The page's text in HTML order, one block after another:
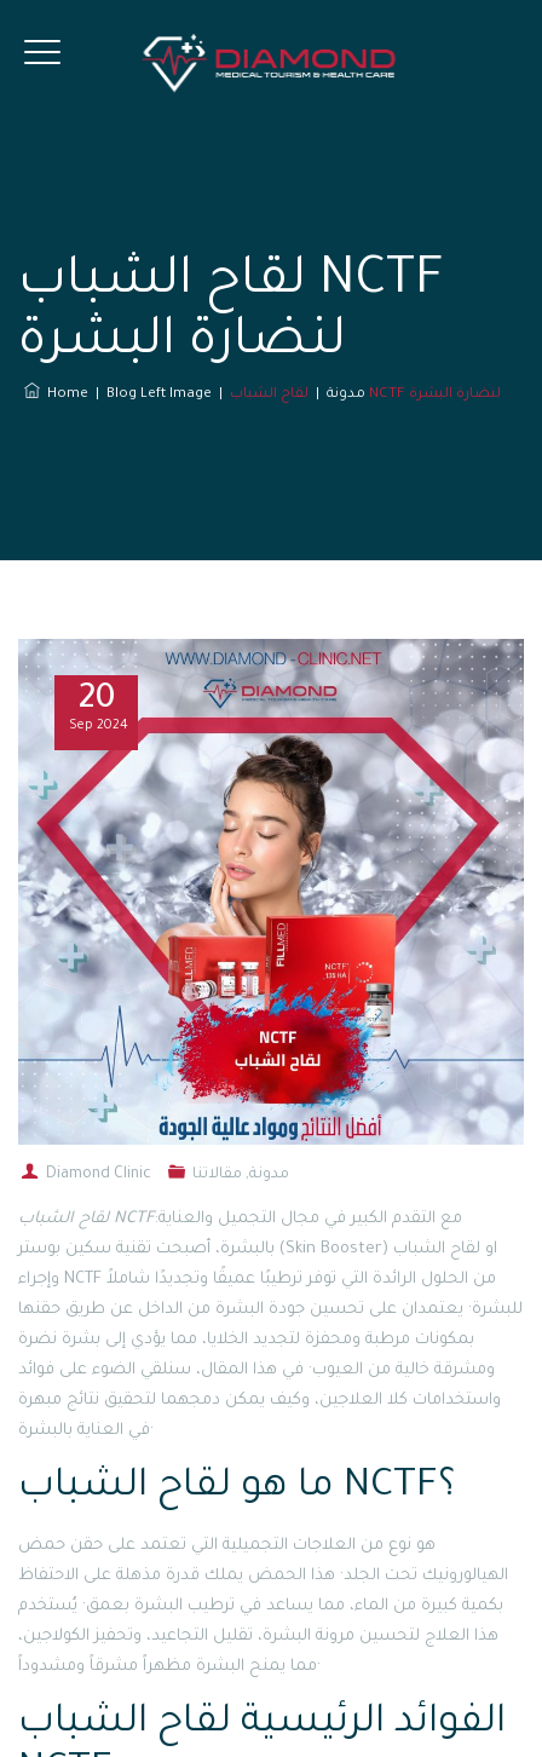
لقاح الشباب NCTF
لنضارة البشرة
Home Blog Left Image مدونة لقاح الشباب NCTF لنضارة البشرة
20
Sep 2024
Diamond Clinic مدونة, مقالاتنا
لقاح الشباب NCTF:مع التقدم الكبير في مجال التجميل والعناية
بالبشرة، أصبحت تقنية سكين بوستر (Skin Booster) او لقاح الشباب
وإجراء NCTF من الحلول الرائدة التي توفر ترطيبًا عميقًا وتجديدًا شاملاً
للبشرة· يعتمدان على تحسين جودة البشرة من الداخل عن طريق حقنها
بمكونات مرطبة ومحفزة لتجديد الخلايا، مما يؤدي إلى بشرة نضرة
ومشرقة خالية من العيوب· في هذا المقال، سنلقي الضوء على فوائد
واستخدامات كلا العلاجين، وكيف يمكن دمجهما لتحقيق نتائج مبهرة
في العناية بالبشرة·
ما هو لقاح الشباب NCTF؟
هو نوع من العلاجات التجميلية التي تعتمد على حقن حمض
الهيالورونيك تحت الجلد· هذا الحمض يملك قدرة مذهلة على الاحتفاظ
بكمية كبيرة من الماء، مما يساعد في ترطيب البشرة بعمق· يُستخدم
هذا العلاج لتحسين مرونة البشرة، تقليل التجاعيد، وتحفيز الكولاجين،
مما يمنح البشرة مظهراً مشرقاً ومشدوداً·
الفوائد الرئيسية لقاح الشباب